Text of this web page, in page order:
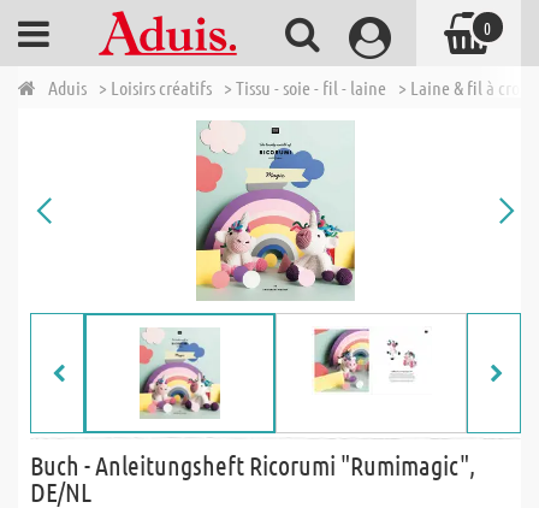
Aduis > Loisirs créatifs > Tissu - soie - fil - laine > Laine & fil à
Buch - Anleitungsheft Ricorumi "Rumimagic",
DE/NL
0